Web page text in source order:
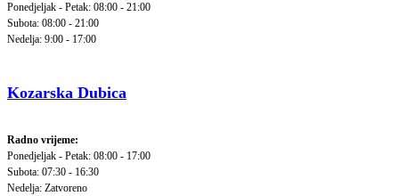
Ponedjeljak - Petak: 08:00 - 21:00
Subota: 08:00 - 21:00
Nedelja: 9:00 - 17:00
Kozarska Dubica
Radno vrijeme:
Ponedjeljak - Petak: 08:00 - 17:00
Subota: 07:30 - 16:30
Nedelja: Zatvoreno